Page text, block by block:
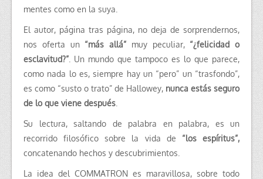
mentes como en la suya.
El autor, página tras página, no deja de sorprendernos,
nos oferta un “más allá” muy peculiar,“¿felicidad o
esclavitud?” . Un mundo que tampoco es lo que parece,
como nada lo es, siempre hay un “pero” un “trasfondo”,
es como “susto o trato” de Hallowey, nunca estás seguro
de lo que viene después
Su lectura, saltando de palabra en palabra, es un
recorrido filosófico sobre la vida de “los espíritus”,
concatenando hechos y descubrimientos.
La idea del COMMATRON es maravillosa, sobre todo